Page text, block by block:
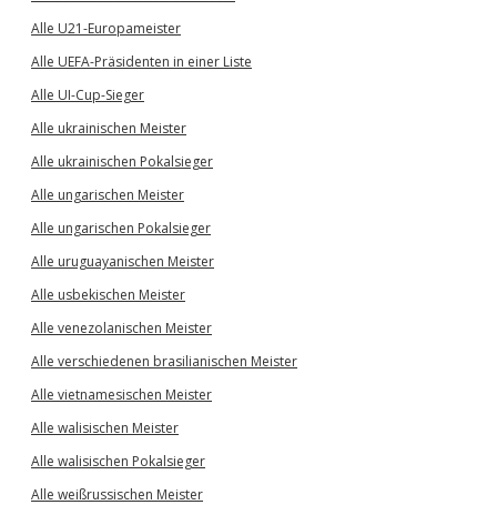
Alle U21-Europameister
Alle UEFA-Präsidenten in einer Liste
Alle UI-Cup-Sieger
Alle ukrainischen Meister
Alle ukrainischen Pokalsieger
Alle ungarischen Meister
Alle ungarischen Pokalsieger
Alle uruguayanischen Meister
Alle usbekischen Meister
Alle venezolanischen Meister
Alle verschiedenen brasilianischen Meister
Alle vietnamesischen Meister
Alle walisischen Meister
Alle walisischen Pokalsieger
Alle weißrussischen Meister